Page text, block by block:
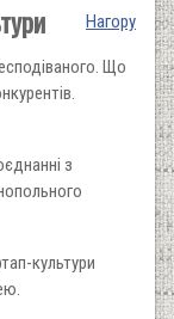
Нагору
Що
з
культури